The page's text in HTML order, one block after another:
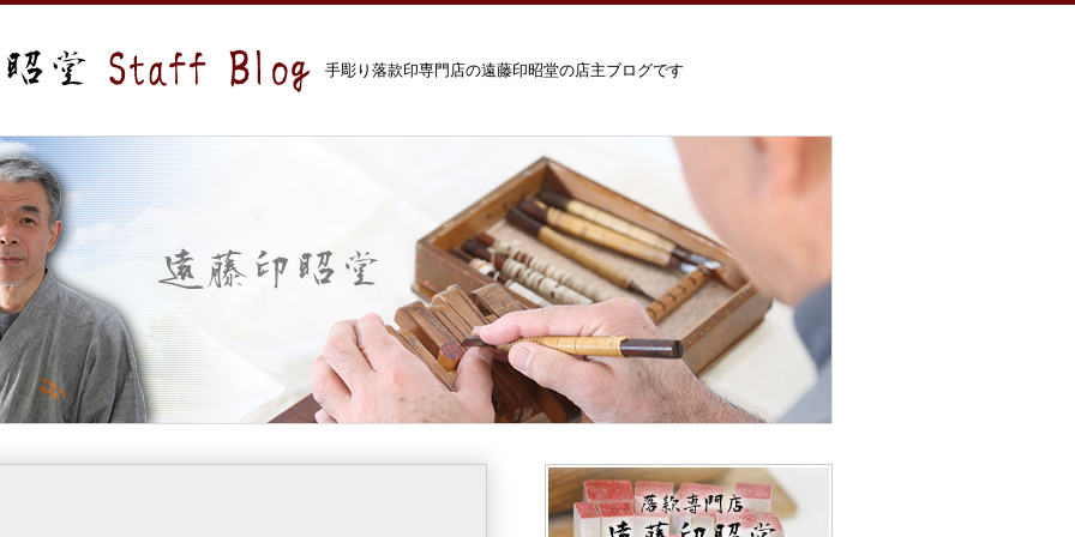
手彫り落款印専門店の遠藤印昭堂の店主ブログです